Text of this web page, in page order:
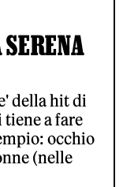
della hit di
tiene a fare
occhio
(nelle